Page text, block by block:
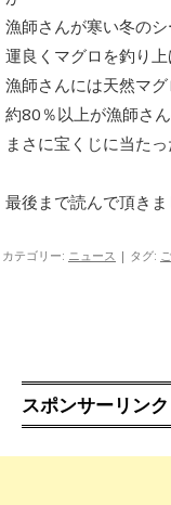
漁師さんが寒い冬の
運良くマグロを釣り上
漁師さんには天然マ
約80％以上が漁師さ
まさに宝くじに当た
最後まで読んで頂きま
カテゴリー: ニュース | タグ:
スポンサーリンク